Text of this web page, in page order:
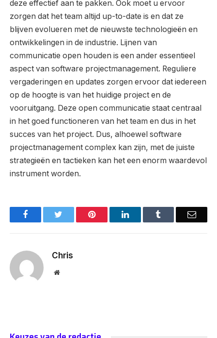
deze effectief aan te pakken. Ook moet u ervoor
zorgen dat het team altijd up-to-date is en dat ze
blijven evolueren met de nieuwste technologieën en
ontwikkelingen in de industrie. Lijnen van
communicatie open houden is een ander essentieel
aspect van software projectmanagement. Reguliere
vergaderingen en updates zorgen ervoor dat iedereen
op de hoogte is van het huidige project en de
vooruitgang. Deze open communicatie staat centraal
in het goed functioneren van het team en dus in het
succes van het project. Dus, alhoewel software
projectmanagement complex kan zijn, met de juiste
strategieën en tactieken kan het een enorm waardevol
instrument worden.
Facebook Pinterest LinkedIn Email
Chris
Website